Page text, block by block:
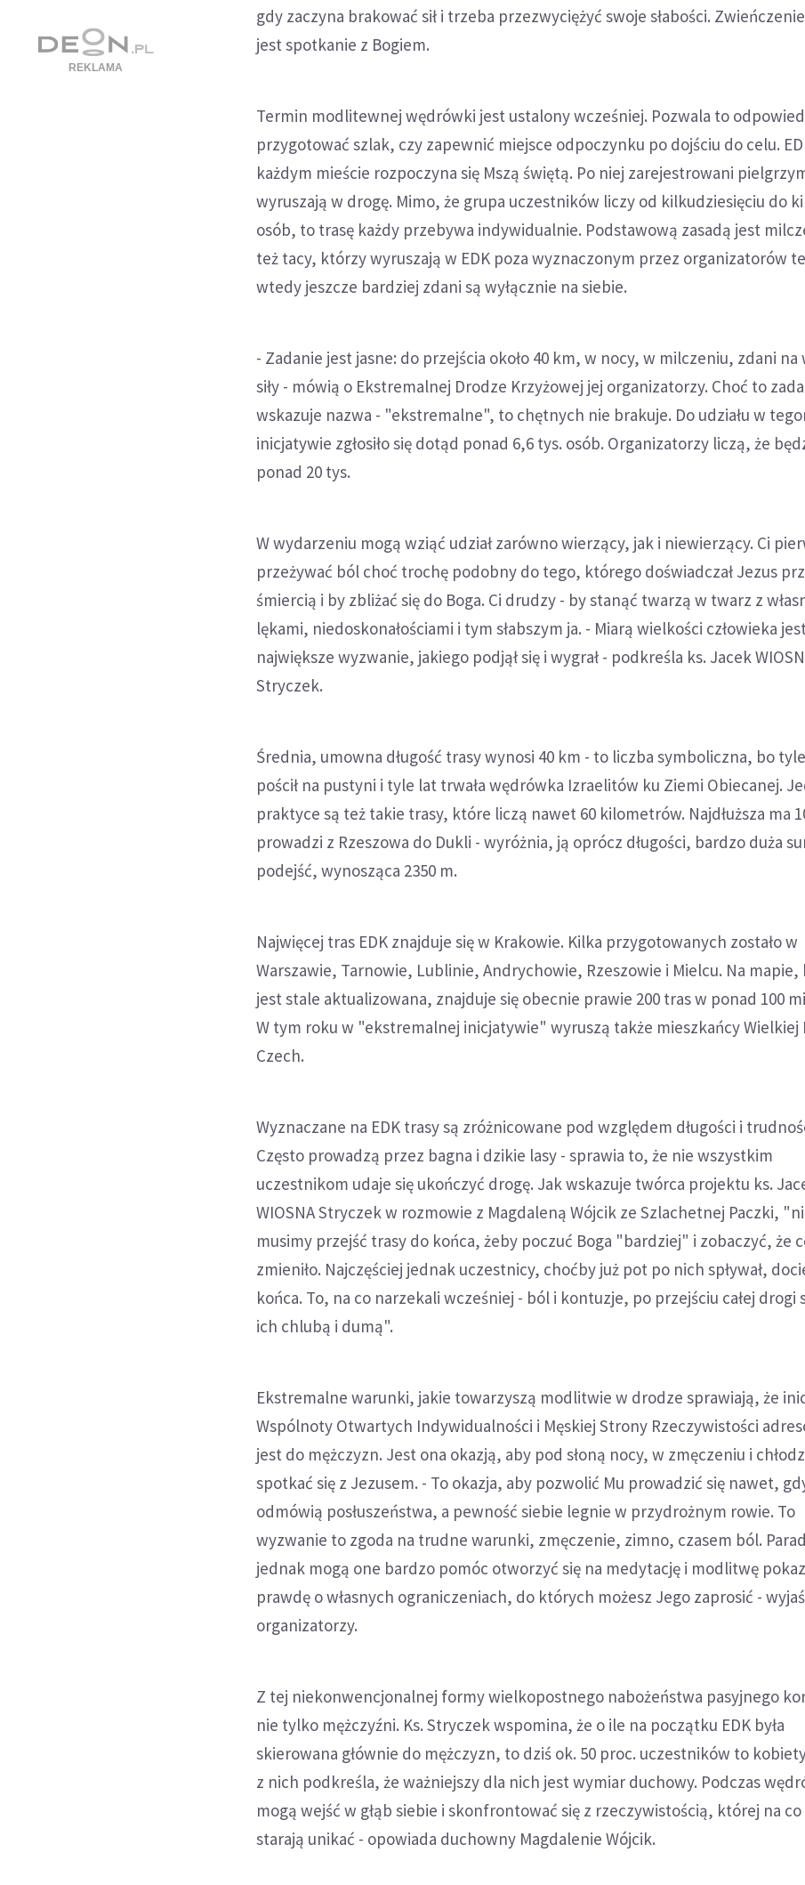
gdy zaczyna brakować sił i trzeba przezwyciężyć swoje słabości.
jest spotkanie z Bogiem.
Termin modlitewnej wędrówki jest ustalony wcześniej. Pozwala to
przygotować szlak, czy zapewnić miejsce odpoczynku po dojściu do celu.
każdym mieście rozpoczyna się Mszą świętą. Po niej zarejestrowani
wyruszają w drogę. Mimo, że grupa uczestników liczy od kilkudziesięciu do
osób, to trasę każdy przebywa indywidualnie. Podstawową zasadą jest
też tacy, którzy wyruszają w EDK poza wyznaczonym przez organizatorów
wtedy jeszcze bardziej zdani są wyłącznie na siebie.
- Zadanie jest jasne: do przejścia około 40 km, w nocy, w milczeniu, zdani na
siły - mówią o Ekstremalnej Drodze Krzyżowej jej organizatorzy. Choć to
wskazuje nazwa - "ekstremalne", to chętnych nie brakuje. Do udziału w
inicjatywie zgłosiło się dotąd ponad 6,6 tys. osób. Organizatorzy liczą, że
ponad 20 tys.
W wydarzeniu mogą wziąć udział zarówno wierzący, jak i niewierzący. Ci
przeżywać ból choć trochę podobny do tego, którego doświadczał Jezus
śmiercią i by zbliżać się do Boga. Ci drudzy - by stanąć twarzą w twarz z
lękami, niedoskonałościami i tym słabszym ja. - Miarą wielkości człowieka jest
największe wyzwanie, jakiego podjął się i wygrał - podkreśla ks. Jacek
Stryczek.
Średnia, umowna długość trasy wynosi 40 km - to liczba symboliczna, bo
pościł na pustyni i tyle lat trwała wędrówka Izraelitów ku Ziemi Obiecanej.
praktyce są też takie trasy, które liczą nawet 60 kilometrów. Najdłuższa ma
prowadzi z Rzeszowa do Dukli - wyróżnia, ją oprócz długości, bardzo duża
podejść, wynosząca 2350 m.
Najwięcej tras EDK znajduje się w Krakowie. Kilka przygotowanych zostało w
Warszawie, Tarnowie, Lublinie, Andrychowie, Rzeszowie i Mielcu. Na mapie,
jest stale aktualizowana, znajduje się obecnie prawie 200 tras w ponad 100
W tym roku w "ekstremalnej inicjatywie" wyruszą także mieszkańcy Wielkiej
Czech.
Wyznaczane na EDK trasy są zróżnicowane pod względem długości i
Często prowadzą przez bagna i dzikie lasy - sprawia to, że nie wszystkim
uczestnikom udaje się ukończyć drogę. Jak wskazuje twórca projektu ks.
WIOSNA Stryczek w rozmowie z Magdaleną Wójcik ze Szlachetnej Paczki,
musimy przejść trasy do końca, żeby poczuć Boga "bardziej" i zobaczyć, że
zmieniło. Najczęściej jednak uczestnicy, choćby już pot po nich spływał,
końca. To, na co narzekali wcześniej - ból i kontuzje, po przejściu całej drogi
ich chlubą i dumą".
Ekstremalne warunki, jakie towarzyszą modlitwie w drodze sprawiają, że
Wspólnoty Otwartych Indywidualności i Męskiej Strony Rzeczywistości
jest do mężczyzn. Jest ona okazją, aby pod słoną nocy, w zmęczeniu i
spotkać się z Jezusem. - To okazja, aby pozwolić Mu prowadzić się nawet,
odmówią posłuszeństwa, a pewność siebie legnie w przydrożnym rowie. To
wyzwanie to zgoda na trudne warunki, zmęczenie, zimno, czasem ból.
jednak mogą one bardzo pomóc otworzyć się na medytację i modlitwę
prawdę o własnych ograniczeniach, do których możesz Jego zaprosić -
organizatorzy.
Z tej niekonwencjonalnej formy wielkopostnego nabożeństwa pasyjnego
nie tylko mężczyźni. Ks. Stryczek wspomina, że o ile na początku EDK była
skierowana głównie do mężczyzn, to dziś ok. 50 proc. uczestników to
z nich podkreśla, że ważniejszy dla nich jest wymiar duchowy. Podczas
mogą wejść w głąb siebie i skonfrontować się z rzeczywistością, której na
starają unikać - opowiada duchowny Magdalenie Wójcik.